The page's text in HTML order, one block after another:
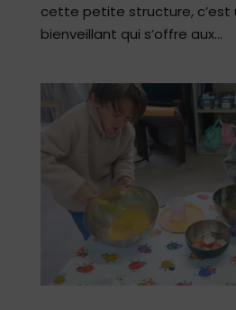
cette petite structure, c’est
bienveillant qui s’offre aux...